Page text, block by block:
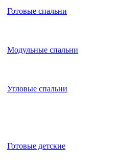
Готовые спальни
Модульные спальни
Угловые спальни
Готовые детские